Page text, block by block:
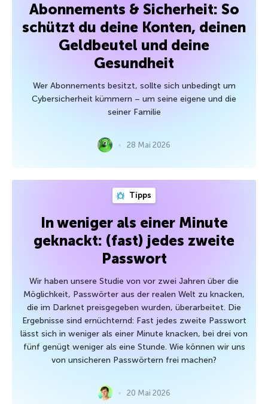
Abonnements & Sicherheit: So
schützt du deine Konten, deinen
Geldbeutel und deine
Gesundheit
Wer Abonnements besitzt, sollte sich unbedingt um
Cybersicherheit kümmern – um seine eigene und die
seiner Familie
28 Mai 2026
Tipps
In weniger als einer Minute
geknackt: (fast) jedes zweite
Passwort
Wir haben unsere Studie von vor zwei Jahren über die
Möglichkeit, Passwörter aus der realen Welt zu knacken,
die im Darknet preisgegeben wurden, überarbeitet. Die
Ergebnisse sind ernüchternd: Fast jedes zweite Passwort
lässt sich in weniger als einer Minute knacken, bei drei von
fünf genügt weniger als eine Stunde. Wie können wir uns
von unsicheren Passwörtern frei machen?
20 Mai 2026